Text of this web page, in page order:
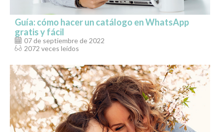
Guía: cómo hacer un catálogo en WhatsApp
gratis y fácil
07 de septiembre de 2022
2072 veces leídos